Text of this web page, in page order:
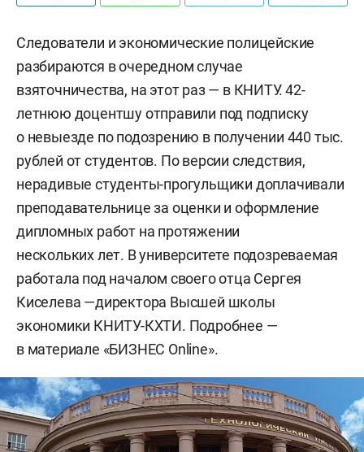
Следователи и экономические полицейские
разбираются в очередном случае
взяточничества, на этот раз — в КНИТУ. 42-
летнюю доцентшу отправили под подписку
о невыезде по подозрению в получении 440 тыс.
рублей от студентов. По версии следствия,
нерадивые студенты-прогульщики доплачивали
преподавательнице за оценки и оформление
дипломных работ на протяжении
нескольких лет. В университете подозреваемая
работала под началом своего отца Сергея
Киселева —директора Высшей школы
экономики КНИТУ-КХТИ. Подробнее —
в материале «БИЗНЕС Online».